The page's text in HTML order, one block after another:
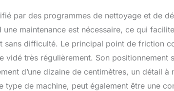
par des programmes de nettoyage et de
maintenance est nécessaire, ce qui
sans difficulté. Le principal point de friction
très régulièrement. Son positionnement
d’une dizaine de centimètres, un détail à
de machine, peut également être une